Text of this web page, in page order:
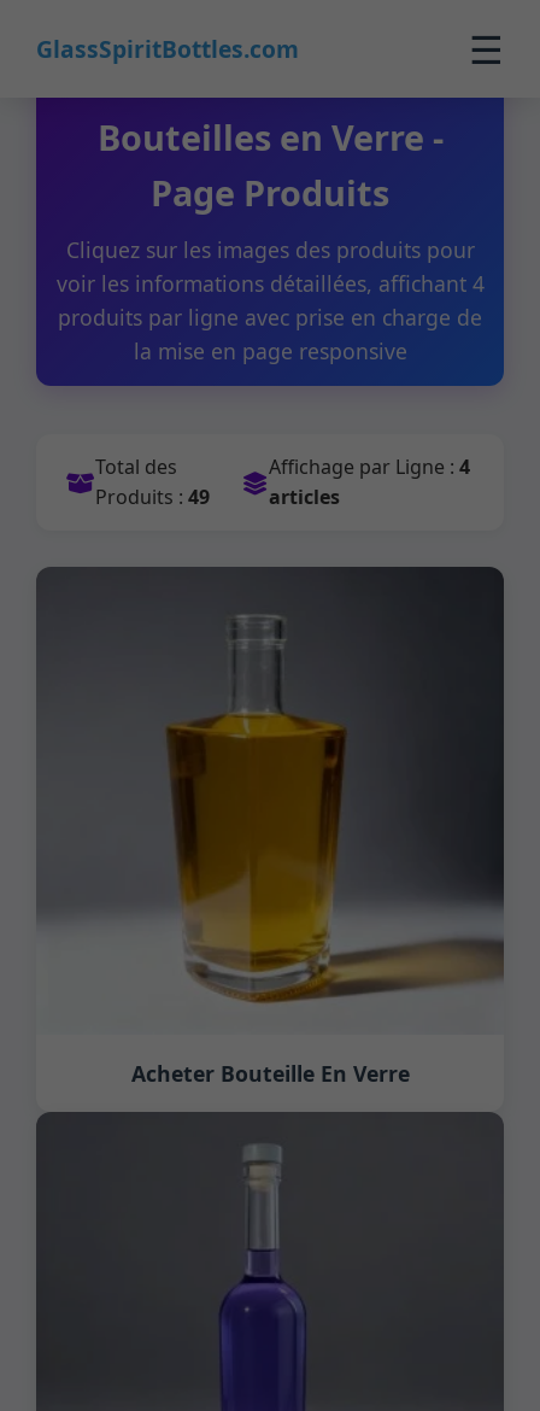
GlassSpiritBottles.com ☰
Accueil
Produits
Personnalisation
À propos
Contact
Bouteilles en Verre -
Page Produits
Cliquez sur les images des produits pour
voir les informations détaillées, affichant 4
produits par ligne avec prise en charge de
la mise en page responsive
Total des
Produits : 49
Affichage par Ligne : 4
articles
Acheter Bouteille En Verre